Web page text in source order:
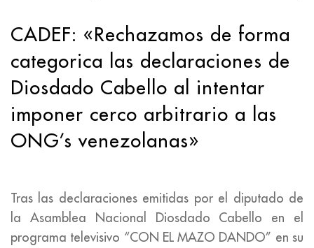
CADEF: «Rechazamos de forma
categorica las declaraciones de
Diosdado Cabello al intentar
imponer cerco arbitrario a las
ONG’s venezolanas»
Tras las declaraciones emitidas por el diputado de
la Asamblea Nacional Diosdado Cabello en el
programa televisivo “CON EL MAZO DANDO” en su